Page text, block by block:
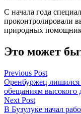
С начала года
проконтролировали
природных
Это может
Навигация
по
записям
Previous Post
Оренбуржец лишился
обещаниям высокого
Next Post
В Бузулуке начал